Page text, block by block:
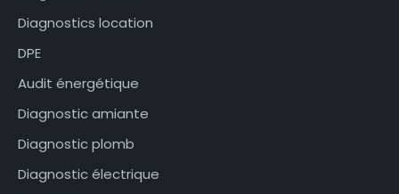
Diagnostics location
DPE
Audit énergétique
Diagnostic amiante
Diagnostic plomb
Diagnostic électrique